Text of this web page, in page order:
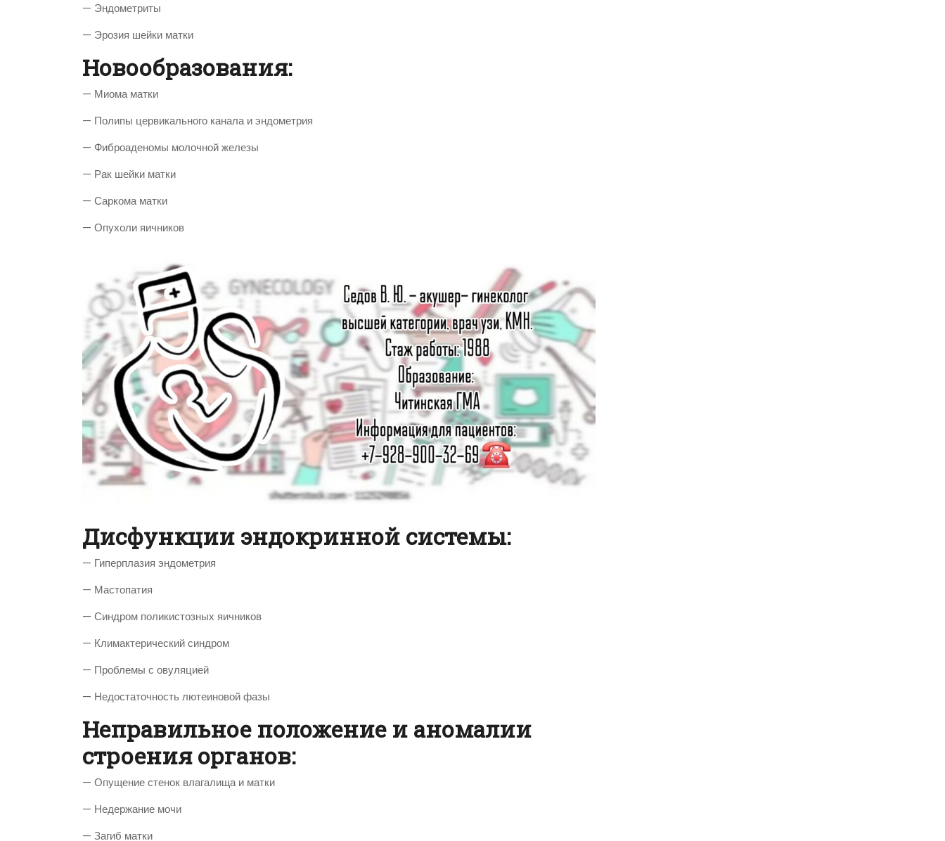
— Эндометриты
— Эрозия шейки матки
Новообразования:
— Миома матки
— Полипы цервикального канала и эндометрия
— Фиброаденомы молочной железы
— Рак шейки матки
— Саркома матки
— Опухоли яичников
Дисфункции эндокринной системы:
— Гиперплазия эндометрия
— Мастопатия
— Синдром поликистозных яичников
— Климактерический синдром
— Проблемы с овуляцией
— Недостаточность лютеиновой фазы
Неправильное положение и аномалии
строения органов:
— Опущение стенок влагалища и матки
— Недержание мочи
— Загиб матки